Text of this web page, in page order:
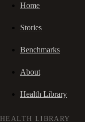
Home
Stories
Benchmarks
About
Health Library
HEALTH LIBRARY